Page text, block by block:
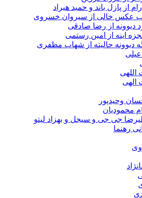
از پازل باند و حمید هیراد
عکس خالی از سیروان خسروی
دیوونه از رضا صادقی
اینه از امین رستمی
دیوونه حالیته از شهاب مظفری
اللهی
الهی
وحیدپور
محمودیان
جی جی و سیجل و بهزاد لیتو
رهنما